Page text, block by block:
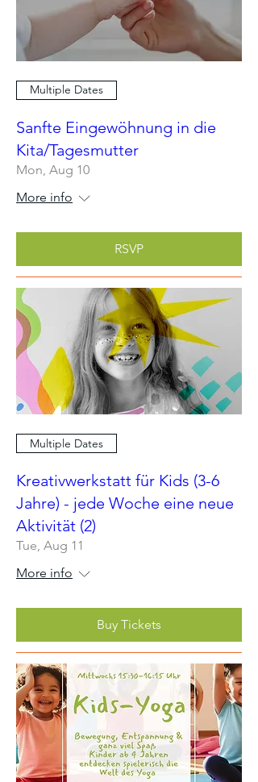
Multiple Dates
Sanfte Eingewöhnung in die
Kita/Tagesmutter
Mon, Aug 10
More info
RSVP
Multiple Dates
Kreativwerkstatt für Kids (3-6
Jahre) - jede Woche eine neue
Aktivität (2)
Tue, Aug 11
More info
Buy Tickets